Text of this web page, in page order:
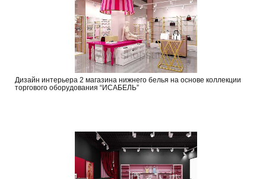
Дизайн интерьера 2 магазина нижнего белья на основе коллекции
торгового оборудования “ИСАБЕЛЬ”